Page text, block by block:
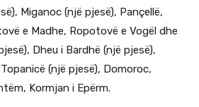
Miganoc (një pjesë), Pançellë,
e Madhe, Ropotovë e Vogël dhe
Dheu i Bardhë (një pjesë),
(një pjesë), Domoroc,
Kormjan i Epërm.